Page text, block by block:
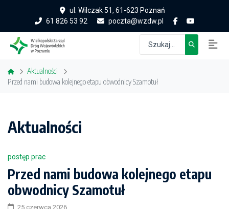
ul. Wilczak 51, 61-623 Poznań
61 826 53 92
poczta@wzdw.pl
Aktualności
Przed nami budowa kolejnego etapu obwodnicy Szamotuł
Aktualności
postęp prac
Przed nami budowa kolejnego etapu
obwodnicy Szamotuł
25 czerwca 2026